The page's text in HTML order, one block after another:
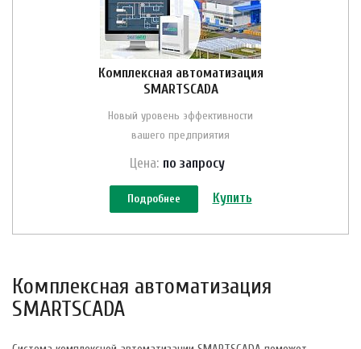
Комплексная автоматизация
SMARTSCADA
Новый уровень эффективности
вашего предприятия
Цена: по запросу
Подробнее Купить
Комплексная автоматизация
SMARTSCADA